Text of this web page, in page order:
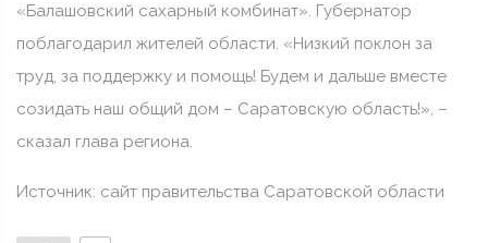
«Балашовский сахарный комбинат». Губернатор
поблагодарил жителей области. «Низкий поклон за
труд, за поддержку и помощь! Будем и дальше вместе
созидать наш общий дом – Саратовскую область!», –
сказал глава региона.
Источник: сайт правительства Саратовской области